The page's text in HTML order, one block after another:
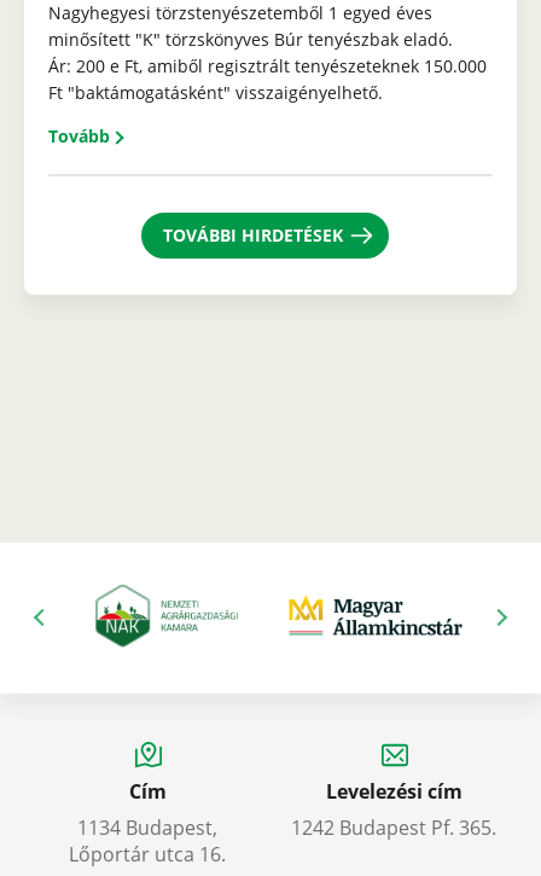
Nagyhegyesi törzstenyészetemből 1 egyed éves
minősített "K" törzskönyves Búr tenyészbak eladó.
Ár: 200 e Ft, amiből regisztrált tenyészeteknek 150.000
Ft "baktámogatásként" visszaigényelhető.
Tovább
TOVÁBBI HIRDETÉSEK
Cím
1134 Budapest,
Lőportár utca 16.
Levelezési cím
1242 Budapest Pf. 365.